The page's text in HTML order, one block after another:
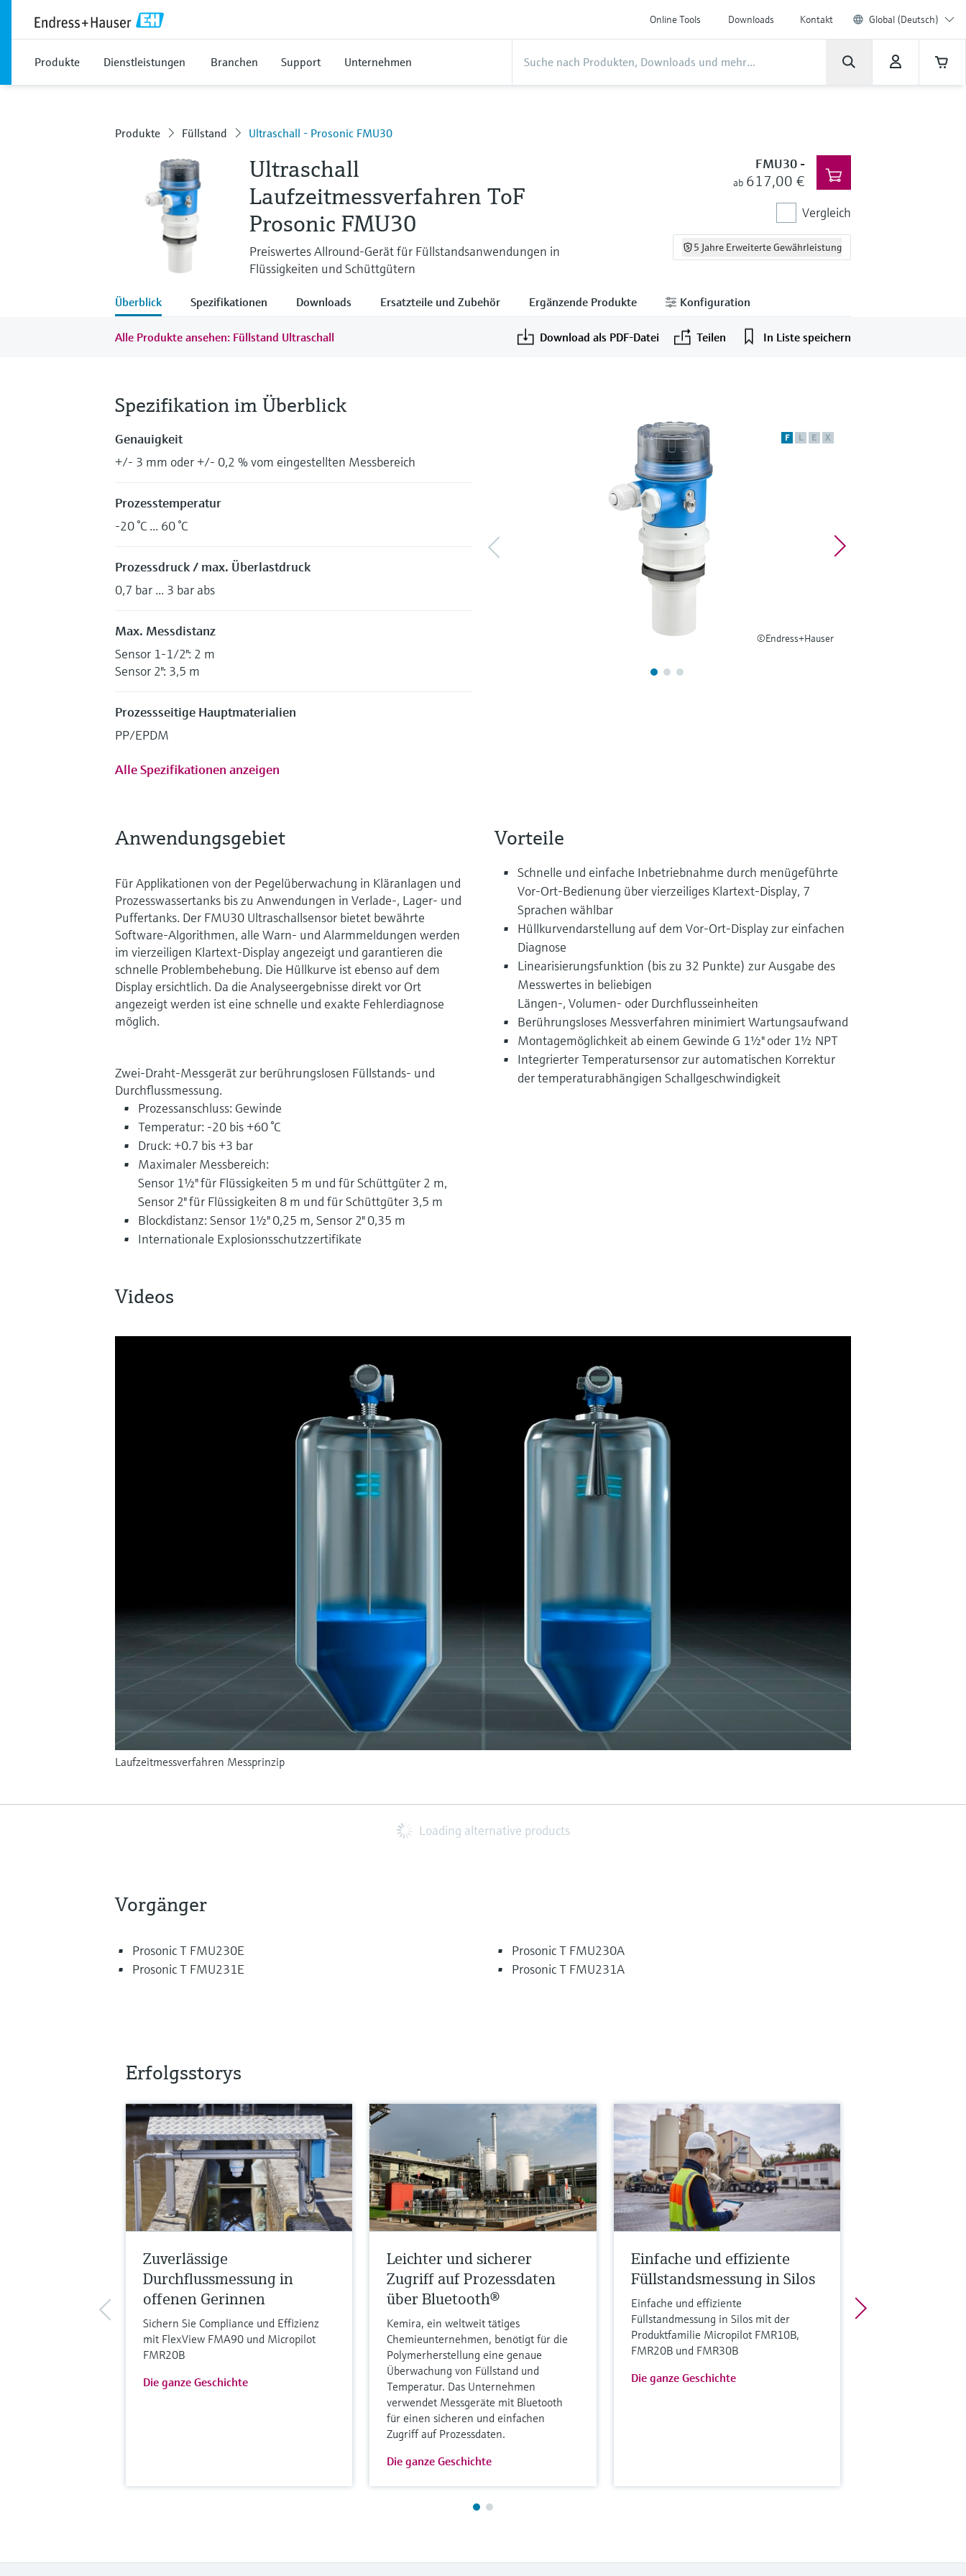
Online Tools Downloads Kontakt Global (Deutsch)
Produkte Dienstleistungen Branchen Support Unternehmen
Produkte Füllstand Ultraschall - Prosonic FMU30
Ultraschall
Laufzeitmessverfahren ToF
Prosonic FMU30
Preiswertes Allround-Gerät für Füllstandsanwendungen in
Flüssigkeiten und Schüttgütern
FMU30-
ab 617,00 €
Vergleich
5 Jahre Erweiterte Gewährleistung
Überblick Spezifikationen Downloads Ersatzteile und Zubehör Ergänzende Produkte Konfiguration
Alle Produkte ansehen: Füllstand Ultraschall Download als PDF-Datei Teilen In Liste speichern
F L E X
©Endress+Hauser
Spezifikation im Überblick
Genauigkeit
+/- 3 mm oder +/- 0,2 % vom eingestellten Messbereich
Prozesstemperatur
-20 °C ... 60 °C
Prozessdruck / max. Überlastdruck
0,7 bar ... 3 bar abs
Max. Messdistanz
Sensor 1-1/2": 2 m
Sensor 2": 3,5 m
Prozessseitige Hauptmaterialien
PP/EPDM
Alle Spezifikationen anzeigen
Anwendungsgebiet
Für Applikationen von der Pegelüberwachung in Kläranlagen und
Prozesswassertanks bis zu Anwendungen in Verlade-, Lager- und
Puffertanks. Der FMU30 Ultraschallsensor bietet bewährte
Software-Algorithmen, alle Warn- und Alarmmeldungen werden
im vierzeiligen Klartext-Display angezeigt und garantieren die
schnelle Problembehebung. Die Hüllkurve ist ebenso auf dem
Display ersichtlich. Da die Analyseergebnisse direkt vor Ort
angezeigt werden ist eine schnelle und exakte Fehlerdiagnose
möglich.
Zwei-Draht-Messgerät zur berührungslosen Füllstands- und
Durchflussmessung.
Prozessanschluss: Gewinde
Temperatur: -20 bis +60 °C
Druck: +0.7 bis +3 bar
Maximaler Messbereich:
Sensor 1½" für Flüssigkeiten 5 m und für Schüttgüter 2 m,
Sensor 2" für Flüssigkeiten 8 m und für Schüttgüter 3,5 m
Blockdistanz: Sensor 1½" 0,25 m, Sensor 2" 0,35 m
Internationale Explosionsschutzzertifikate
Vorteile
Schnelle und einfache Inbetriebnahme durch menügeführte
Vor-Ort-Bedienung über vierzeiliges Klartext-Display, 7
Sprachen wählbar
Hüllkurvendarstellung auf dem Vor-Ort-Display zur einfachen
Diagnose
Linearisierungsfunktion (bis zu 32 Punkte) zur Ausgabe des
Messwertes in beliebigen
Längen-, Volumen- oder Durchflusseinheiten
Berührungsloses Messverfahren minimiert Wartungsaufwand
Montagemöglichkeit ab einem Gewinde G 1½" oder 1½ NPT
Integrierter Temperatursensor zur automatischen Korrektur
der temperaturabhängigen Schallgeschwindigkeit
Videos
Laufzeitmessverfahren Messprinzip
Loading alternative products
Vorgänger
Prosonic T FMU230E
Prosonic T FMU231E
Prosonic T FMU230A
Prosonic T FMU231A
Erfolgsstorys
Zuverlässige
Durchflussmessung in
offenen Gerinnen
Sichern Sie Compliance und Effizienz
mit FlexView FMA90 und Micropilot
FMR20B
Die ganze Geschichte
Leichter und sicherer
Zugriff auf Prozessdaten
über Bluetooth®
Kemira, ein weltweit tätiges
Chemieunternehmen, benötigt für die
Polymerherstellung eine genaue
Überwachung von Füllstand und
Temperatur. Das Unternehmen
verwendet Messgeräte mit Bluetooth
für einen sicheren und einfachen
Zugriff auf Prozessdaten.
Die ganze Geschichte
Einfache und effiziente
Füllstandsmessung in Silos
Einfache und effiziente
Füllstandmessung in Silos mit der
Produktfamilie Micropilot FMR10B,
FMR20B und FMR30B
Die ganze Geschichte